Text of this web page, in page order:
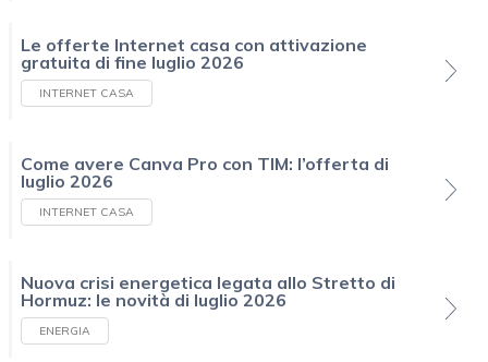
Le offerte Internet casa con attivazione
gratuita di fine luglio 2026
INTERNET CASA
Come avere Canva Pro con TIM: l’offerta di
luglio 2026
INTERNET CASA
Nuova crisi energetica legata allo Stretto di
Hormuz: le novità di luglio 2026
ENERGIA